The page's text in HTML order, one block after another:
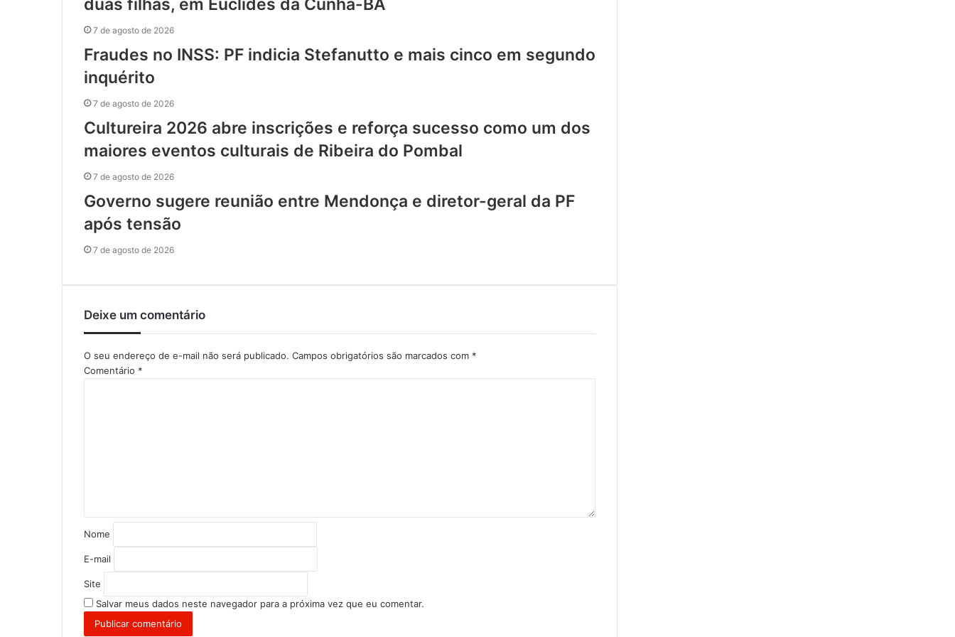
duas filhas, em Euclides da Cunha-BA
7 de agosto de 2026
Fraudes no INSS: PF indicia Stefanutto e mais cinco em segundo
inquérito
7 de agosto de 2026
Cultureira 2026 abre inscrições e reforça sucesso como um dos
maiores eventos culturais de Ribeira do Pombal
7 de agosto de 2026
Governo sugere reunião entre Mendonça e diretor-geral da PF
após tensão
7 de agosto de 2026
Deixe um comentário
O seu endereço de e-mail não será publicado. Campos obrigatórios são marcados com *
Comentário *
Nome
E-mail
Site
Salvar meus dados neste navegador para a próxima vez que eu comentar.